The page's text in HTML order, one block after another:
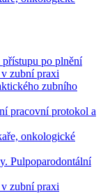
přístupu po plnění
zubní praxi
zubního
pracovní protokol a
onkologické
Pulpoparodontální
zubní praxi